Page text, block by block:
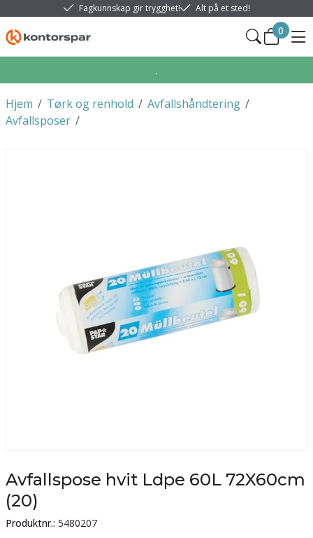
Fagkunnskap gir trygghet! Alt på et sted!
0
.
/
Hjem /
Tørk og renhold /
Avfallshåndtering
/
Avfallsposer
Avfallspose hvit Ldpe 60L 72X60cm
(20)
Produktnr.: 5480207